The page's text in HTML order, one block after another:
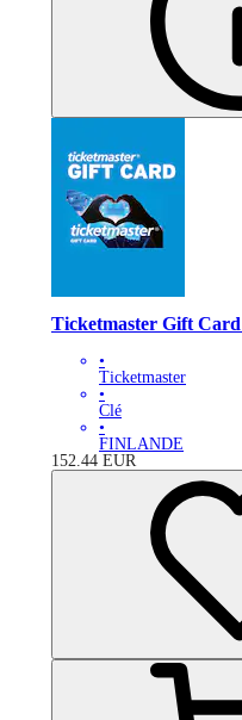
Ticketmaster Gift
•
Ticketmaster
•
Clé
•
FINLANDE
152.44 EUR